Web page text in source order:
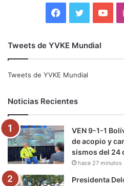
e
o
o
k
t
e
r
b
e
Tweets de YVKE Mundial
Tweets de YVKE Mundial
Noticias Recientes
VEN 9-1-1
de acopio y
sismos del 24
hace 27 minutos
Presidenta